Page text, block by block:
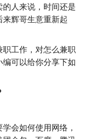
人来说，时间还是
辉哥生意重新起
工作，对怎么兼职
可以给你分享下如
会如何使用网络，